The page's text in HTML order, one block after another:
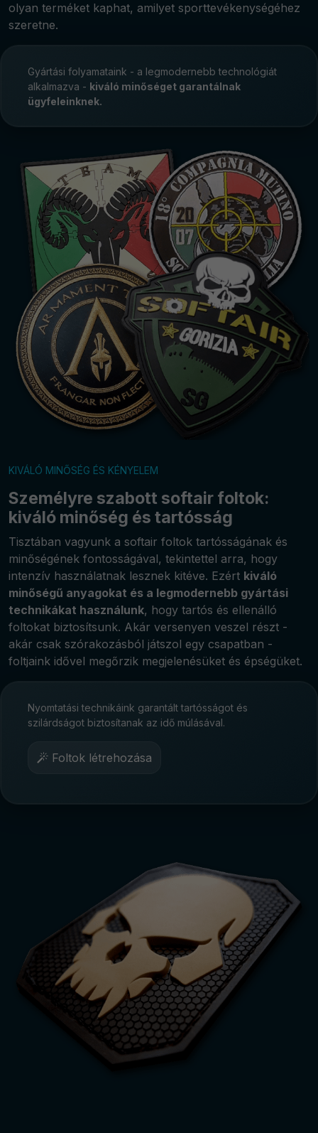
olyan terméket kaphat, amilyet sporttevékenységéhez
szeretne.
Gyártási folyamataink - a legmodernebb technológiát
alkalmazva - kiváló minőséget garantálnak
ügyfeleinknek.
KIVÁLÓ MINŐSÉG ÉS KÉNYELEM
Személyre szabott softair foltok:
kiváló minőség és tartósság
Tisztában vagyunk a softair foltok tartósságának és
minőségének fontosságával, tekintettel arra, hogy
intenzív használatnak lesznek kitéve. Ezért kiváló
minőségű anyagokat és a legmodernebb gyártási
technikákat használunk, hogy tartós és ellenálló
foltokat biztosítsunk. Akár versenyen veszel részt -
akár csak szórakozásból játszol egy csapatban -
foltjaink idővel megőrzik megjelenésüket és épségüket.
Nyomtatási technikáink garantált tartósságot és
szilárdságot biztosítanak az idő múlásával.
Foltok létrehozása